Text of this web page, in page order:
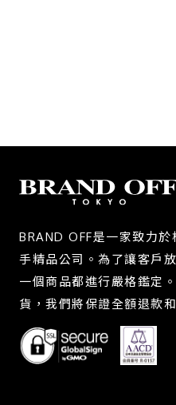
店鋪區域
台北 - 台北本店
台北 - 台北本店-別
台中 - 廣三SOGO店
BRAND OFF是一家致力
手精品公司。為了讓客戶
一個商品都進行嚴格鑑定
貨，我們將保證全額退款和